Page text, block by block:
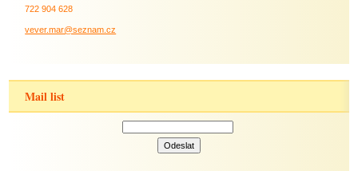
722 904 628
vever.mar@seznam.cz
Mail list